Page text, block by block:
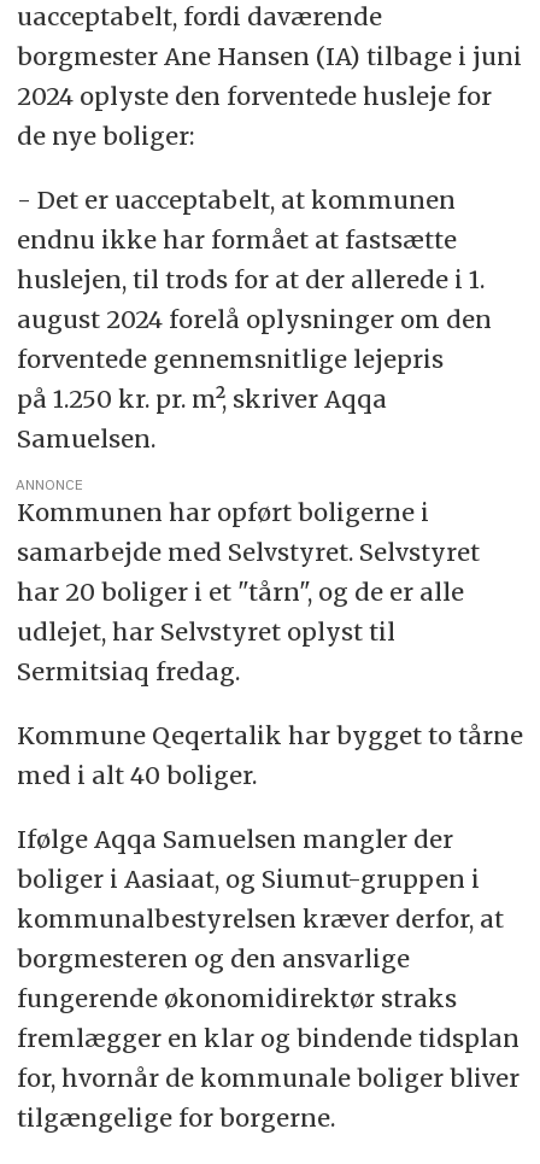
uacceptabelt, fordi daværende
borgmester Ane Hansen (IA) tilbage i juni
2024 oplyste den forventede husleje for
de nye boliger:
- Det er uacceptabelt, at kommunen
endnu ikke har formået at fastsætte
huslejen, til trods for at der allerede i 1.
august 2024 forelå oplysninger om den
forventede gennemsnitlige lejepris
på 1.250 kr. pr. m², skriver Aqqa
Samuelsen.
ANNONCE
Kommunen har opført boligerne i
samarbejde med Selvstyret. Selvstyret
har 20 boliger i et "tårn", og de er alle
udlejet, har Selvstyret oplyst til
Sermitsiaq fredag.
Kommune Qeqertalik har bygget to tårne
med i alt 40 boliger.
Ifølge Aqqa Samuelsen mangler der
boliger i Aasiaat, og Siumut-gruppen i
kommunalbestyrelsen kræver derfor, at
borgmesteren og den ansvarlige
fungerende økonomidirektør straks
fremlægger en klar og bindende tidsplan
for, hvornår de kommunale boliger bliver
tilgængelige for borgerne.